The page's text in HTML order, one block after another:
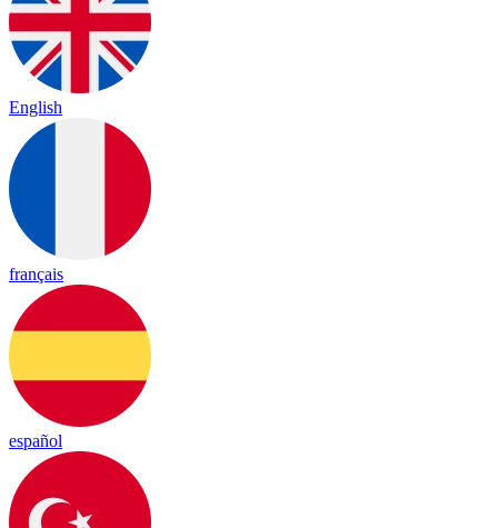
English
français
español